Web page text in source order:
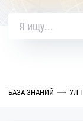
БАЗА ЗНАНИЙ УЛ